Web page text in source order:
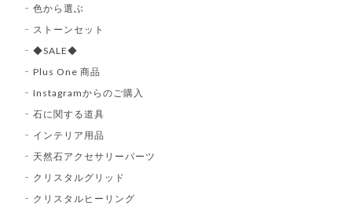
色から選ぶ
ストーンセット
◆SALE◆
Plus One 商品
Instagramからのご購入
石に関する道具
インテリア用品
天然石アクセサリーパーツ
クリスタルグリッド
クリスタルヒーリング